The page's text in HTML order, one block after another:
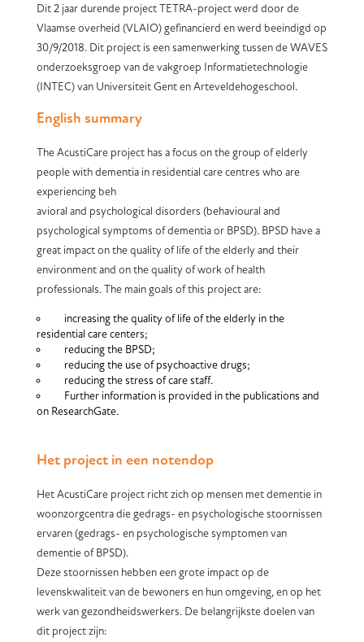
Dit 2 jaar durende project TETRA-project werd door de
Vlaamse overheid (VLAIO) gefinancierd en werd beeindigd op
30/9/2018. Dit project is een samenwerking tussen de WAVES
onderzoeksgroep van de vakgroep Informatietechnologie
(INTEC) van Universiteit Gent en Arteveldehogeschool.
English summary
The AcustiCare project has a focus on the group of elderly
people with dementia in residential care centres who are
experiencing beh
avioral and psychological disorders (behavioural and
psychological symptoms of dementia or BPSD). BPSD have a
great impact on the quality of life of the elderly and their
environment and on the quality of work of health
professionals. The main goals of this project are:
increasing the quality of life of the elderly in the
residential care centers;
reducing the BPSD;
reducing the use of psychoactive drugs;
reducing the stress of care staff.
Further information is provided in the publications and
on ResearchGate.
Het project in een notendop
Het AcustiCare project richt zich op mensen met dementie in
woonzorgcentra die gedrags- en psychologische stoornissen
ervaren (gedrags- en psychologische symptomen van
dementie of BPSD).
Deze stoornissen hebben een grote impact op de
levenskwaliteit van de bewoners en hun omgeving, en op het
werk van gezondheidswerkers. De belangrijkste doelen van
dit project zijn: